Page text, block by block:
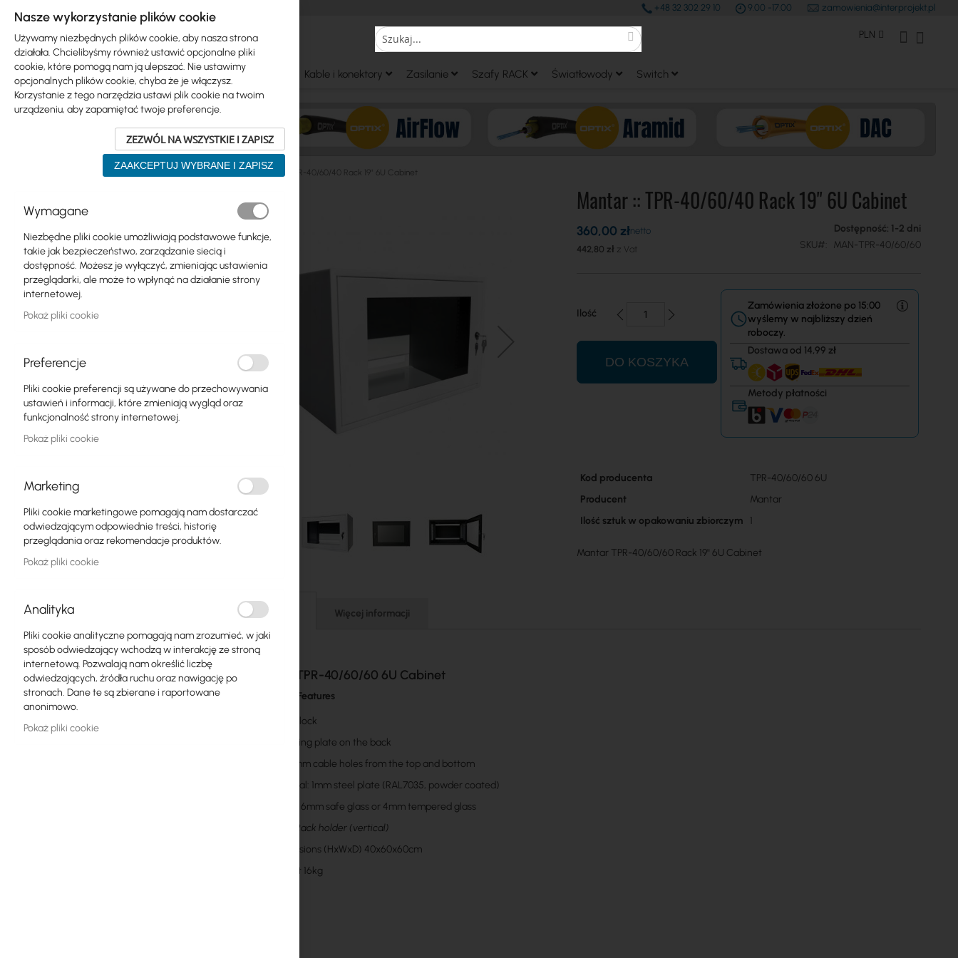
+48 32 302 29 10 9.00 -17.00 zamowienia@interprojekt.pl
Search
Search Waluta
PLN Konto Klienta
Ubiquiti Mikrotik WiFi & SOHO Kable i konektory Zasilanie Szafy RACK Światłowody Switch
Szafy RACK Mantar :: TPR-40/60/40 Rack 19'' 6U Cabinet
Skip
product
list
Ubiquiti
Mikrotik
WiFi & SOHO
Anteny
Switch
Punkty dostępowe
Kable koncentryczne
Zasilanie
GPON
Kable LAN
Routery LAN
Licencje MikroTik
Monitoring, Smart Home IoT
Zewnętrzne urządzenia WiFi
na
galerii
początek
Mantar :: TPR-40/60/40 Rack 19'' 6U Cabinet
442,80 zł
360,00 zł
Dostępność: 1-2 dni
SKU
MAN-TPR-40/60/60
Ilość
DO KOSZYKA
Zamówienia złożone po 15:00
wyślemy w najbliższy dzień
roboczy.
Dostawa od 14,99 zł
Metody płatności
Więcej
Kod producenta
TPR-40/60/60 6U
Producent
Mantar
Ilość sztuk w opakowaniu zbiorczym
1
Mantar TPR-40/60/60 Rack 19'' 6U Cabinet
Szczegóły Więcej informacji
Mantar TPR-40/60/60 6U Cabinet
Important Features
Barrel lock
Mounting plate on the back
4x 38mm cable holes from the top and bottom
Material: 1mm steel plate (RAL7035, powder coated)
Doors: 6mm safe glass or 4mm tempered glass
5U Rack holder (vertical)
Dimensions (HxWxD) 40x60x60cm
Weight 16kg
Nasze wykorzystanie plików cookie
Używamy niezbędnych plików cookie, aby nasza strona
działała. Chcielibyśmy również ustawić opcjonalne pliki
cookie, które pomogą nam ją ulepszać. Nie ustawimy
opcjonalnych plików cookie, chyba że je włączysz.
Korzystanie z tego narzędzia ustawi plik cookie na twoim
urządzeniu, aby zapamiętać twoje preferencje.
ZEZWÓL NA WSZYSTKIE I ZAPISZ
ZAAKCEPTUJ WYBRANE I ZAPISZ
Wymagane
Niezbędne pliki cookie umożliwiają podstawowe funkcje,
takie jak bezpieczeństwo, zarządzanie siecią i
dostępność. Możesz je wyłączyć, zmieniając ustawienia
przeglądarki, ale może to wpłynąć na działanie strony
internetowej.
Pokaż pliki cookie
Preferencje
Pliki cookie preferencji są używane do przechowywania
ustawień i informacji, które zmieniają wygląd oraz
funkcjonalność strony internetowej.
Pokaż pliki cookie
Marketing
Pliki cookie marketingowe pomagają nam dostarczać
odwiedzającym odpowiednie treści, historię
przeglądania oraz rekomendacje produktów.
Pokaż pliki cookie
Analityka
Pliki cookie analityczne pomagają nam zrozumieć, w jaki
sposób odwiedzający wchodzą w interakcję ze stroną
internetową. Pozwalają nam określić liczbę
odwiedzających, źródła ruchu oraz nawigację po
stronach. Dane te są zbierane i raportowane
anonimowo.
Pokaż pliki cookie